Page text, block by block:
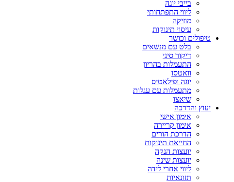
בייבי יוגה
ליווי התפתחותי
מוזיקה
עיסוי תינוקות
טיפולים וכושר
בלט עם מנשאים
דיקור סיני
התעמלות בהריון
וואטסו
יוגה ופילאטיס
מתעמלות עם עגלות
שיאצו
יעוץ והדרכה
אימון אישי
אימון קריירה
הדרכת הורים
החייאת תינוקות
יועצות הנקה
יועצות שינה
ליווי אחרי לידה
תזונאיות